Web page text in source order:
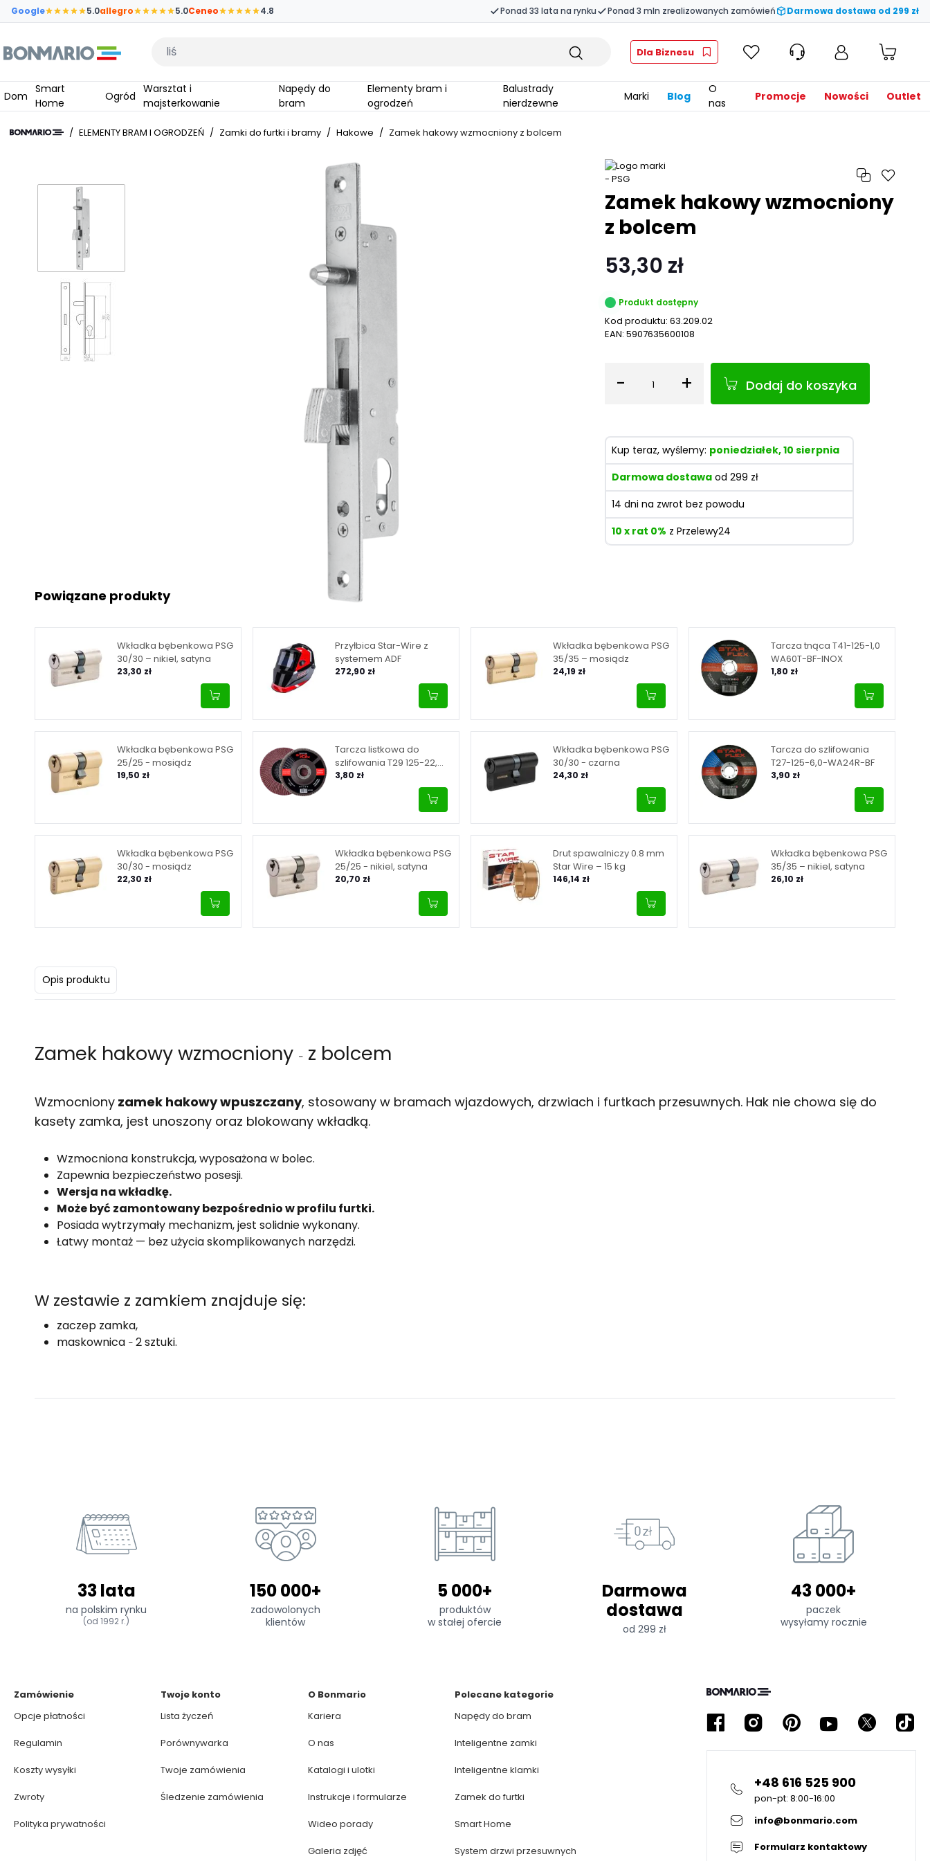
Przejdź do głównej zawartości strony
Google 5.0allegro 5.0Ceneo 4.8 Ponad 33 lata na rynku Ponad 3 mln zrealizowanych zamówień Darmowa dostawa od 299 zł
Wpisz czego szukasz Dla Biznesu
Dom
Smart
Home
Ogród
Warsztat i
majsterkowanie
Napędy do
bram
Elementy bram i
ogrodzeń
Balustrady
nierdzewne
Marki Blog
O
nas
Promocje Nowości Outlet
/ ELEMENTY BRAM I OGRODZEŃ / Zamki do furtki i bramy / Hakowe / Zamek hakowy wzmocniony z bolcem
Powiązane produkty
Wkładka bębenkowa PSG
30/30 – nikiel, satyna
23,30 zł
Przyłbica Star-Wire z
systemem ADF
272,90 zł
Wkładka bębenkowa PSG
35/35 – mosiądz
24,19 zł
Tarcza tnąca T41-125-1,0
WA60T-BF-INOX
1,80 zł
Wkładka bębenkowa PSG
25/25 - mosiądz
19,50 zł
Tarcza listkowa do
szlifowania T29 125-22,
granulacja 40
3,80 zł
Wkładka bębenkowa PSG
30/30 - czarna
24,30 zł
Tarcza do szlifowania
T27-125-6,0-WA24R-BF
3,90 zł
Wkładka bębenkowa PSG
30/30 - mosiądz
22,30 zł
Wkładka bębenkowa PSG
25/25 - nikiel, satyna
20,70 zł
Drut spawalniczy 0.8 mm
Star Wire – 15 kg
146,14 zł
Wkładka bębenkowa PSG
35/35 – nikiel, satyna
26,10 zł
Opis produktu
Zamek hakowy wzmocniony – z bolcem
Wzmocniony zamek hakowy wpuszczany, stosowany w bramach wjazdowych, drzwiach i furtkach przesuwnych. Hak nie chowa się do
kasety zamka, jest unoszony oraz blokowany wkładką.
Wzmocniona konstrukcja, wyposażona w bolec.
Zapewnia bezpieczeństwo posesji.
Wersja na wkładkę.
Może być zamontowany bezpośrednio w profilu furtki.
Posiada wytrzymały mechanizm, jest solidnie wykonany.
Łatwy montaż — bez użycia skomplikowanych narzędzi.
W zestawie z zamkiem znajduje się:
zaczep zamka,
maskownica – 2 sztuki.
Zamek hakowy wzmocniony
z bolcem
53,30 zł
Produkt dostępny
Kod produktu: 63.209.02
EAN: 5907635600108
- Ilość + Dodaj do koszyka
Kup teraz, wyślemy: poniedziałek, 10 sierpnia
Darmowa dostawa od 299 zł
14 dni na zwrot bez powodu
10 x rat 0% z Przelewy24
33 lata
na polskim rynku
(od 1992 r.)
150 000+
zadowolonych
klientów
5 000+
produktów
w stałej ofercie
Darmowa
dostawa
od 299 zł
43 000+
paczek
wysyłamy rocznie
+48 616 525 900
pon-pt: 8:00-16:00
info@bonmario.com
Formularz kontaktowy
Zamówienie
Opcje płatności
Regulamin
Koszty wysyłki
Zwroty
Polityka prywatności
Twoje konto
Lista życzeń
Porównywarka
Twoje zamówienia
Śledzenie zamówienia
O Bonmario
Kariera
O nas
Katalogi i ulotki
Instrukcje i formularze
Wideo porady
Galeria zdjęć
Polecane kategorie
Napędy do bram
Inteligentne zamki
Inteligentne klamki
Zamek do furtki
Smart Home
System drzwi przesuwnych